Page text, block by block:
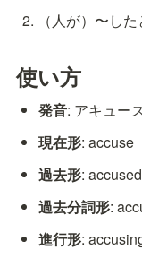
（人が）〜し
使い方
発音: アキュー
現在形: accuse
過去形: accused
過去分詞形:
進行形: